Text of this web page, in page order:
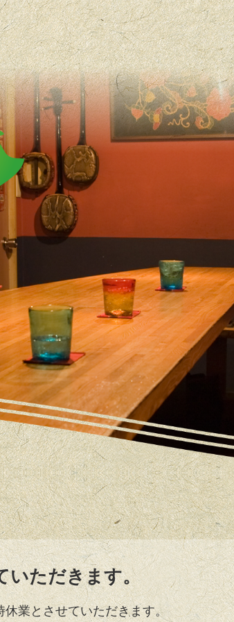
いただきます。
業とさせていただきます。